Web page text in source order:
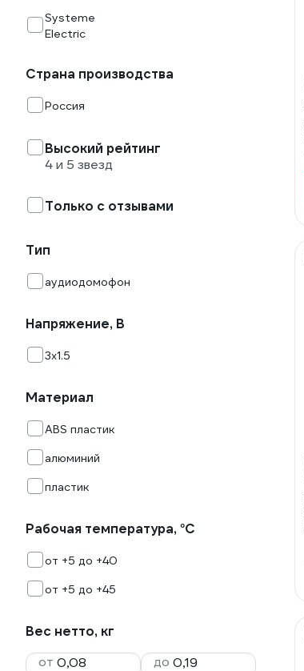
Systeme
Electric
Страна производства
Россия
Высокий рейтинг
4 и 5 звезд
Только с отзывами
Тип
аудиодомофон
Напряжение, В
3х1.5
Материал
ABS пластик
алюминий
пластик
Рабочая температура, °С
от +5 до +40
от +5 до +45
Вес нетто, кг
от
до